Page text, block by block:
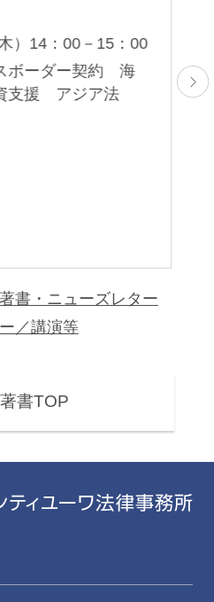
）14：00－15：00
ボーダー契約 海
支援 アジア法
00
書・ニューズレター
／講演等
書TOP